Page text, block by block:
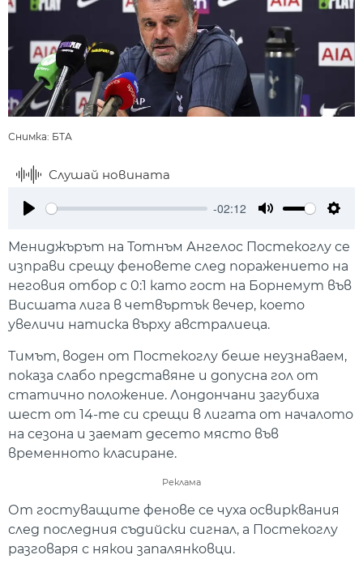
Снимка: БТА
Слушай новината
-02:12
Мениджърът на Тотнъм Ангелос Постекоглу се
изправи срещу феновете след поражението на
неговия отбор с 0:1 като гост на Борнемут във
Висшата лига в четвъртък вечер, което
увеличи натиска върху австралиеца.
Тимът, воден от Постекоглу беше неузнаваем,
показа слабо представяне и допусна гол от
статично положение. Лондончани загубиха
шест от 14-те си срещи в лигата от началото
на сезона и заемат десето място във
временното класиране.
Реклама
От гостуващите фенове се чуха освирквания
след последния съдийски сигнал, а Постекоглу
разговаря с някои запалянковци.